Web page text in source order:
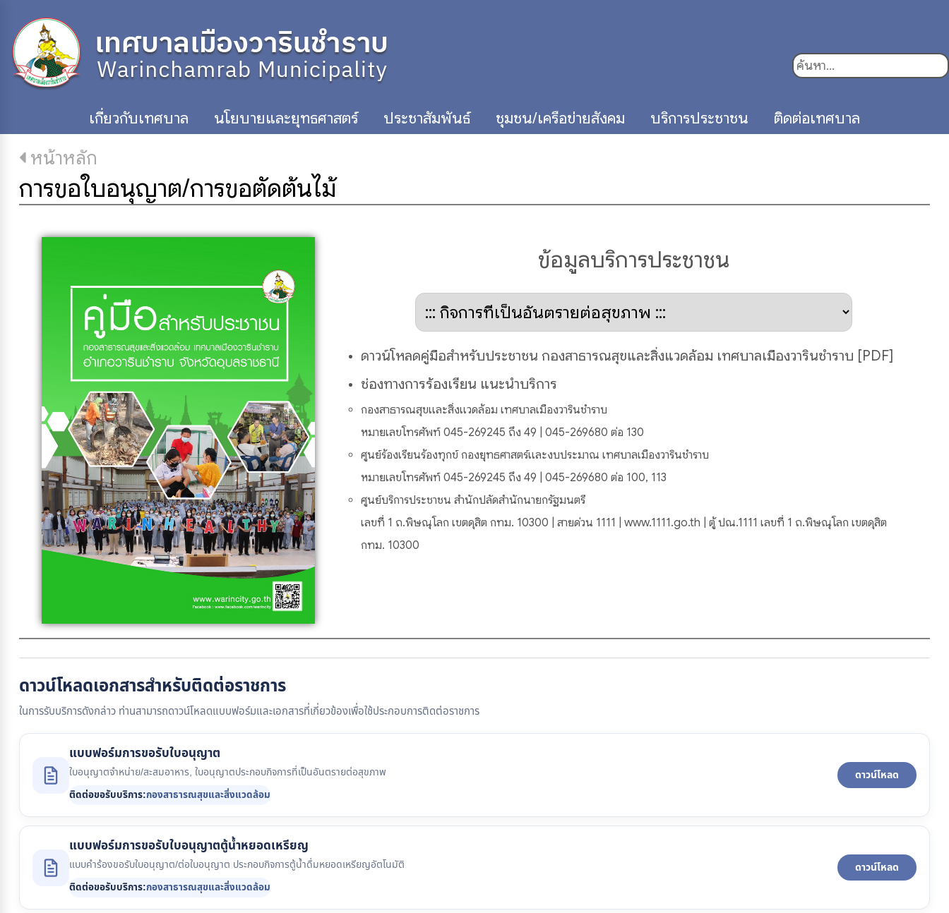
เกี่ยวกับเทศบาล นโยบายและยุทธศาสตร์ ประชาสัมพันธ์ ชุมชน/เครือข่ายสังคม บริการประชาชน ติดต่อเทศบาล
หน้าหลัก
การขอใบอนุญาต/การขอตัดต้นไม้
ข้อมูลบริการประชาชน
ดาวน์โหลดคู่มือสำหรับประชาชน กองสาธารณสุขและสิ่งแวดล้อม เทศบาลเมืองวารินชำราบ [PDF]
ช่องทางการร้องเรียน แนะนำบริการ
กองสาธารณสุขและสิ่งแวดล้อม เทศบาลเมืองวารินชำราบ
หมายเลขโทรศัพท์ 045-269245 ถึง 49 | 045-269680 ต่อ 130
ศูนย์ร้องเรียนร้องทุกข์ กองยุทธศาสตร์และงบประมาณ เทศบาลเมืองวารินชำราบ
หมายเลขโทรศัพท์ 045-269245 ถึง 49 | 045-269680 ต่อ 100, 113
ศูนย์บริการประชาชน สำนักปลัดสำนักนายกรัฐมนตรี
เลขที่ 1 ถ.พิษณุโลก เขตดุสิต กทม. 10300 | สายด่วน 1111 | www.1111.go.th | ตู้ ปณ.1111 เลขที่ 1 ถ.พิษณุโลก เขตดุสิต
กทม. 10300
ดาวน์โหลดเอกสารสำหรับติดต่อราชการ
ในการรับบริการดังกล่าว ท่านสามารถดาวน์โหลดแบบฟอร์มและเอกสารที่เกี่ยวข้องเพื่อใช้ประกอบการติดต่อราชการ
แบบฟอร์มการขอรับใบอนุญาต
ใบอนุญาตจำหน่าย/สะสมอาหาร, ใบอนุญาตประกอบกิจการที่เป็นอันตรายต่อสุขภาพ
ติดต่อขอรับบริการ:กองสาธารณสุขและสิ่งแวดล้อม
ดาวน์โหลด
แบบฟอร์มการขอรับใบอนุญาตตู้น้ำหยอดเหรียญ
แบบคำร้องขอรับใบอนุญาต/ต่อใบอนุญาต ประกอบกิจการตู้น้ำดื่มหยอดเหรียญอัตโนมัติ
ติดต่อขอรับบริการ:กองสาธารณสุขและสิ่งแวดล้อม
ดาวน์โหลด